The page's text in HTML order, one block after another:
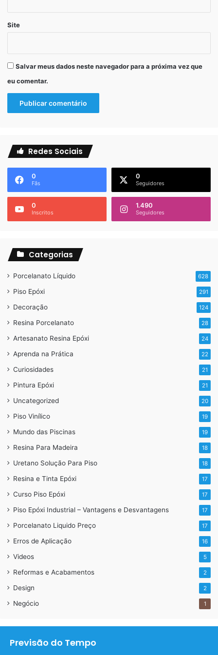
Curso de porcelanato liquido
Serviços
https://api.whatsapp.com/send?
1=pt_BR&phone=5511967178685
Site
Salvar meus dados neste navegador para a próxima vez que
eu comentar.
Redes Sociais
0
Fãs
0
Seguidores
0
Inscritos
1.490
Seguidores
Categorias
Porcelanato Líquido 628
Piso Epóxi 291
Decoração 124
Resina Porcelanato 28
Artesanato Resina Epóxi 24
Aprenda na Prática 22
Curiosidades 21
Pintura Epóxi 21
Uncategorized 20
Piso Vinílico 19
Mundo das Piscinas 19
Resina Para Madeira 18
Uretano Solução Para Piso 18
Resina e Tinta Epóxi 17
Curso Piso Epóxi 17
Piso Epóxi Industrial – Vantagens e Desvantagens 17
Porcelanato Liquido Preço 17
Erros de Aplicação 16
Videos 5
Reformas e Acabamentos 2
Design 2
Negócio 1
Previsão do Tempo